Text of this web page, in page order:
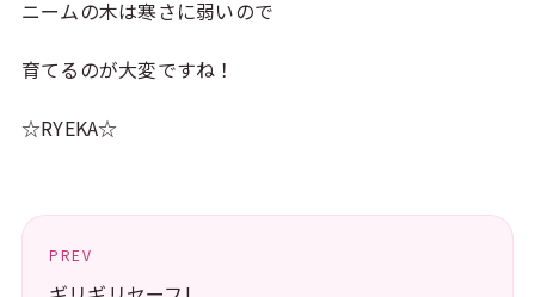
ニームの木は寒さに弱いので
育てるのが大変ですね！
☆RYEKA☆
PREV